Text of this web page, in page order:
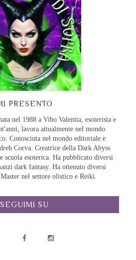
PRESENTO
nel 1988 a Vibo Valentia, esoterista e
lavora attualmente nel mondo
Conosciuta nel mondo editoriale e
Corva. Creatrice della Dark Abyss
scuola esoterica. Ha pubblicato diversi
dark fantasy. Ha ottenuto diversi
nel settore olistico e Reiki.
SEGUIMI SU